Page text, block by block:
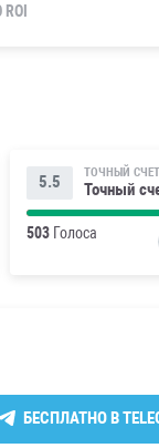
5.5 ТОЧНЫЙ СЧЕТ
Точный
503 Голоса
БЕСПЛАТНО В